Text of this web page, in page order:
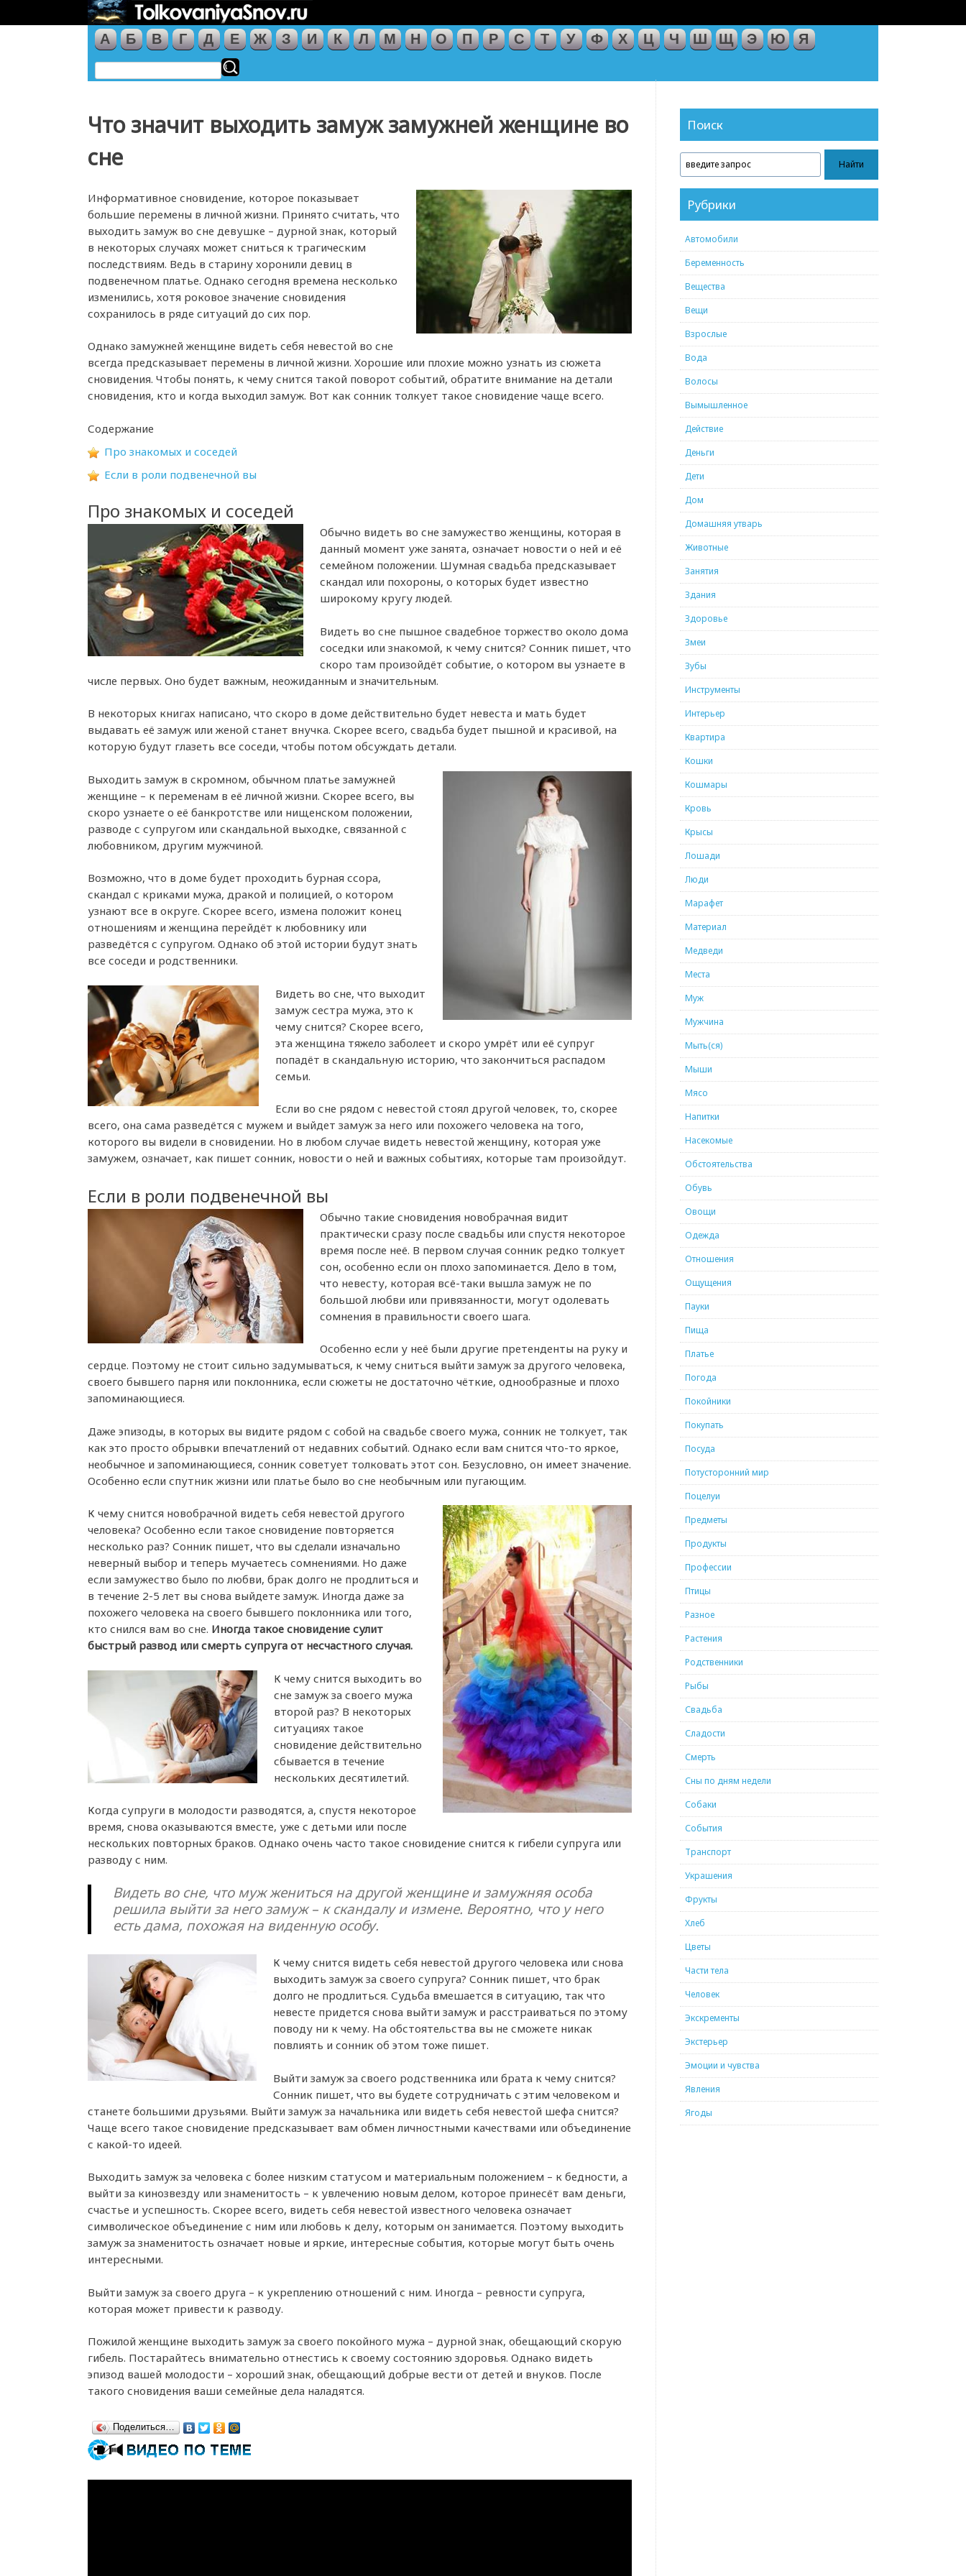
А Б В Г Д Е Ж З И К Л М Н О П Р С Т У Ф Х Ц Ч Ш Щ Э Ю Я
Что значит выходить замуж замужней женщине во
сне
Информативное сновидение, которое показывает
большие перемены в личной жизни. Принято считать, что
выходить замуж во сне девушке – дурной знак, который
в некоторых случаях может сниться к трагическим
последствиям. Ведь в старину хоронили девиц в
подвенечном платье. Однако сегодня времена несколько
изменились, хотя роковое значение сновидения
сохранилось в ряде ситуаций до сих пор.
Однако замужней женщине видеть себя невестой во сне
всегда предсказывает перемены в личной жизни. Хорошие или плохие можно узнать из сюжета
сновидения. Чтобы понять, к чему снится такой поворот событий, обратите внимание на детали
сновидения, кто и когда выходил замуж. Вот как сонник толкует такое сновидение чаще всего.
Содержание
Про знакомых и соседей
Если в роли подвенечной вы
Про знакомых и соседей
Обычно видеть во сне замужество женщины, которая в
данный момент уже занята, означает новости о ней и её
семейном положении. Шумная свадьба предсказывает
скандал или похороны, о которых будет известно
широкому кругу людей.
Видеть во сне пышное свадебное торжество около дома
соседки или знакомой, к чему снится? Сонник пишет, что
скоро там произойдёт событие, о котором вы узнаете в
числе первых. Оно будет важным, неожиданным и значительным.
В некоторых книгах написано, что скоро в доме действительно будет невеста и мать будет
выдавать её замуж или женой станет внучка. Скорее всего, свадьба будет пышной и красивой, на
которую будут глазеть все соседи, чтобы потом обсуждать детали.
Выходить замуж в скромном, обычном платье замужней
женщине – к переменам в её личной жизни. Скорее всего, вы
скоро узнаете о её банкротстве или нищенском положении,
разводе с супругом или скандальной выходке, связанной с
любовником, другим мужчиной.
Возможно, что в доме будет проходить бурная ссора,
скандал с криками мужа, дракой и полицией, о котором
узнают все в округе. Скорее всего, измена положит конец
отношениям и женщина перейдёт к любовнику или
разведётся с супругом. Однако об этой истории будут знать
все соседи и родственники.
Видеть во сне, что выходит
замуж сестра мужа, это к
чему снится? Скорее всего,
эта женщина тяжело заболеет и скоро умрёт или её супруг
попадёт в скандальную историю, что закончиться распадом
семьи.
Если во сне рядом с невестой стоял другой человек, то, скорее
всего, она сама разведётся с мужем и выйдет замуж за него или похожего человека на того,
которого вы видели в сновидении. Но в любом случае видеть невестой женщину, которая уже
замужем, означает, как пишет сонник, новости о ней и важных событиях, которые там произойдут.
Если в роли подвенечной вы
Обычно такие сновидения новобрачная видит
практически сразу после свадьбы или спустя некоторое
время после неё. В первом случая сонник редко толкует
сон, особенно если он плохо запоминается. Дело в том,
что невесту, которая всё-таки вышла замуж не по
большой любви или привязанности, могут одолевать
сомнения в правильности своего шага.
Особенно если у неё были другие претенденты на руку и
сердце. Поэтому не стоит сильно задумываться, к чему сниться выйти замуж за другого человека,
своего бывшего парня или поклонника, если сюжеты не достаточно чёткие, однообразные и плохо
запоминающиеся.
Даже эпизоды, в которых вы видите рядом с собой на свадьбе своего мужа, сонник не толкует, так
как это просто обрывки впечатлений от недавних событий. Однако если вам снится что-то яркое,
необычное и запоминающиеся, сонник советует толковать этот сон. Безусловно, он имеет значение.
Особенно если спутник жизни или платье было во сне необычным или пугающим.
К чему снится новобрачной видеть себя невестой другого
человека? Особенно если такое сновидение повторяется
несколько раз? Сонник пишет, что вы сделали изначально
неверный выбор и теперь мучаетесь сомнениями. Но даже
если замужество было по любви, брак долго не продлиться и
в течение 2-5 лет вы снова выйдете замуж. Иногда даже за
похожего человека на своего бывшего поклонника или того,
кто снился вам во сне. Иногда такое сновидение сулит
быстрый развод или смерть супруга от несчастного случая.
К чему снится выходить во
сне замуж за своего мужа
второй раз? В некоторых
ситуациях такое
сновидение действительно
сбывается в течение
нескольких десятилетий.
Когда супруги в молодости разводятся, а, спустя некоторое
время, снова оказываются вместе, уже с детьми или после
нескольких повторных браков. Однако очень часто такое сновидение снится к гибели супруга или
разводу с ним.
Видеть во сне, что муж жениться на другой женщине и замужняя особа
решила выйти за него замуж – к скандалу и измене. Вероятно, что у него
есть дама, похожая на виденную особу.
К чему снится видеть себя невестой другого человека или снова
выходить замуж за своего супруга? Сонник пишет, что брак
долго не продлиться. Судьба вмешается в ситуацию, так что
невесте придется снова выйти замуж и расстраиваться по этому
поводу ни к чему. На обстоятельства вы не сможете никак
повлиять и сонник об этом тоже пишет.
Выйти замуж за своего родственника или брата к чему снится?
Сонник пишет, что вы будете сотрудничать с этим человеком и
станете большими друзьями. Выйти замуж за начальника или видеть себя невестой шефа снится?
Чаще всего такое сновидение предсказывает вам обмен личностными качествами или объединение
с какой-то идеей.
Выходить замуж за человека с более низким статусом и материальным положением – к бедности, а
выйти за кинозвезду или знаменитость – к увлечению новым делом, которое принесёт вам деньги,
счастье и успешность. Скорее всего, видеть себя невестой известного человека означает
символическое объединение с ним или любовь к делу, которым он занимается. Поэтому выходить
замуж за знаменитость означает новые и яркие, интересные события, которые могут быть очень
интересными.
Выйти замуж за своего друга – к укреплению отношений с ним. Иногда – ревности супруга,
которая может привести к разводу.
Пожилой женщине выходить замуж за своего покойного мужа – дурной знак, обещающий скорую
гибель. Постарайтесь внимательно отнестись к своему состоянию здоровья. Однако видеть
эпизод вашей молодости – хороший знак, обещающий добрые вести от детей и внуков. После
такого сновидения ваши семейные дела наладятся.
Поделиться…
Поиск
Рубрики
Автомобили
Беременность
Вещества
Вещи
Взрослые
Вода
Волосы
Вымышленное
Действие
Деньги
Дети
Дом
Домашняя утварь
Животные
Занятия
Здания
Здоровье
Змеи
Зубы
Инструменты
Интерьер
Квартира
Кошки
Кошмары
Кровь
Крысы
Лошади
Люди
Марафет
Материал
Медведи
Места
Муж
Мужчина
Мыть(ся)
Мыши
Мясо
Напитки
Насекомые
Обстоятельства
Обувь
Овощи
Одежда
Отношения
Ощущения
Пауки
Пища
Платье
Погода
Покойники
Покупать
Посуда
Потусторонний мир
Поцелуи
Предметы
Продукты
Профессии
Птицы
Разное
Растения
Родственники
Рыбы
Свадьба
Сладости
Смерть
Сны по дням недели
Собаки
События
Транспорт
Украшения
Фрукты
Хлеб
Цветы
Части тела
Человек
Экскременты
Экстерьер
Эмоции и чувства
Явления
Ягоды